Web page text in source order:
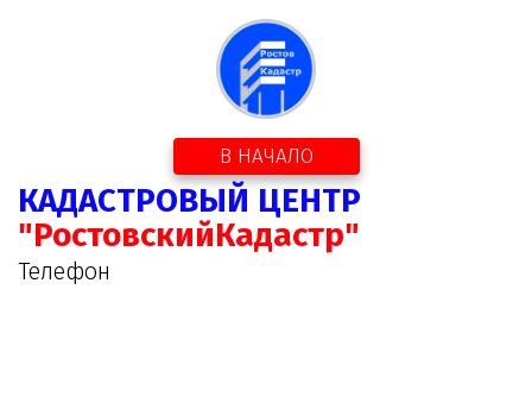
В НАЧАЛО
КАДАСТРОВЫЙ ЦЕНТР
"РостовскийКадастр"
Телефон